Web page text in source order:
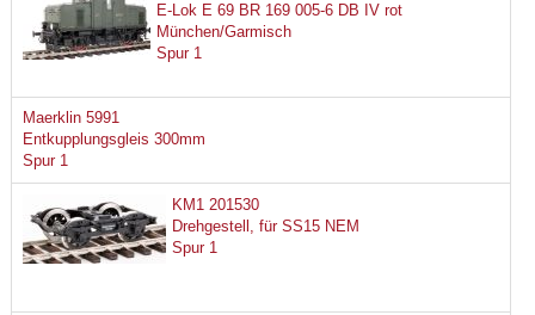
E-Lok E 69 BR 169 005-6 DB IV rot
München/Garmisch
Spur 1
Maerklin 5991
Entkupplungsgleis 300mm
Spur 1
KM1 201530
Drehgestell, für SS15 NEM
Spur 1